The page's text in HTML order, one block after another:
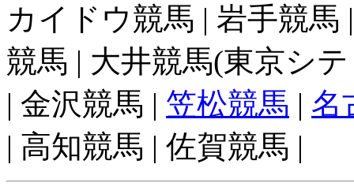
カイドウ競馬 | 岩手競馬
競馬 | 大井競馬(東京シ
| 金沢競馬 | 笠松競馬 | 名
| 高知競馬 | 佐賀競馬 |